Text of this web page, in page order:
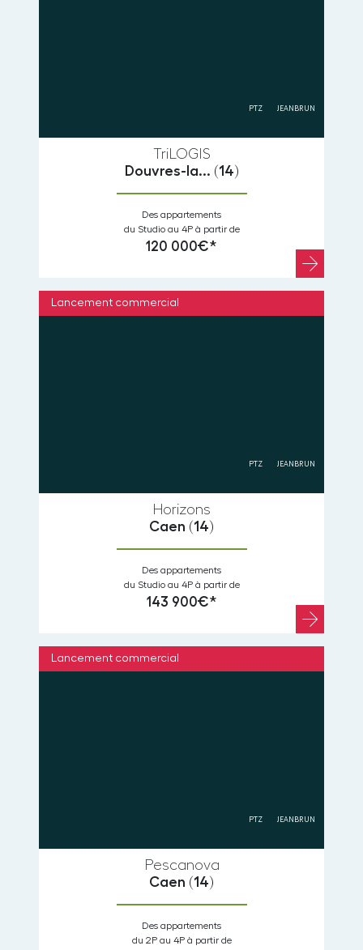
PTZ JEANBRUN
TriLOGIS
Douvres-la... (14)
Des appartements
du Studio au 4P à partir de
120 000€*
Lancement commercial
PTZ JEANBRUN
Horizons
Caen (14)
Des appartements
du Studio au 4P à partir de
143 900€*
Lancement commercial
PTZ JEANBRUN
Pescanova
Caen (14)
Des appartements
du 2P au 4P à partir de